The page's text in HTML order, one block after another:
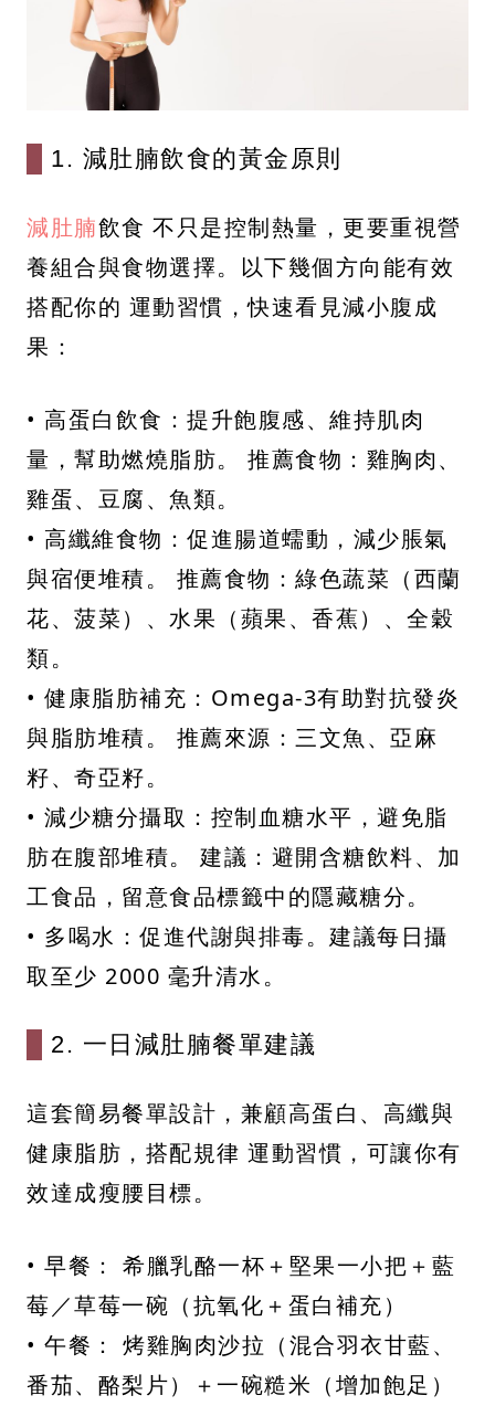
1. 減肚腩飲食的黃金原則
減肚腩飲食 不只是控制熱量，更要重視營
養組合與食物選擇。以下幾個方向能有效
搭配你的 運動習慣，快速看見減小腹成
果：
• 高蛋白飲食：提升飽腹感、維持肌肉
量，幫助燃燒脂肪。 推薦食物：雞胸肉、
雞蛋、豆腐、魚類。
• 高纖維食物：促進腸道蠕動，減少脹氣
與宿便堆積。 推薦食物：綠色蔬菜（西蘭
花、菠菜）、水果（蘋果、香蕉）、全穀
類。
• 健康脂肪補充：Omega-3有助對抗發炎
與脂肪堆積。 推薦來源：三文魚、亞麻
籽、奇亞籽。
• 減少糖分攝取：控制血糖水平，避免脂
肪在腹部堆積。 建議：避開含糖飲料、加
工食品，留意食品標籤中的隱藏糖分。
• 多喝水：促進代謝與排毒。建議每日攝
取至少 2000 毫升清水。
2. 一日減肚腩餐單建議
這套簡易餐單設計，兼顧高蛋白、高纖與
健康脂肪，搭配規律 運動習慣，可讓你有
效達成瘦腰目標。
• 早餐： 希臘乳酪一杯＋堅果一小把＋藍
莓／草莓一碗（抗氧化＋蛋白補充）
• 午餐： 烤雞胸肉沙拉（混合羽衣甘藍、
番茄、酪梨片）＋一碗糙米（增加飽足）